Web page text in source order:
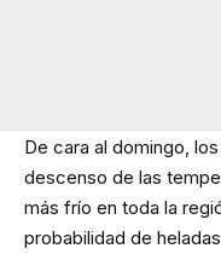
De cara al domingo,
descenso de las
más frío en toda la
probabilidad de